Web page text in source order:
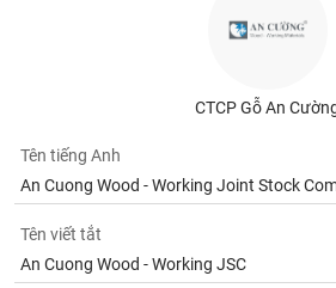
CTCP Gỗ An
Tên tiếng Anh
An Cuong Wood - Working Joint Stock
Tên viết tắt
An Cuong Wood - Working JSC